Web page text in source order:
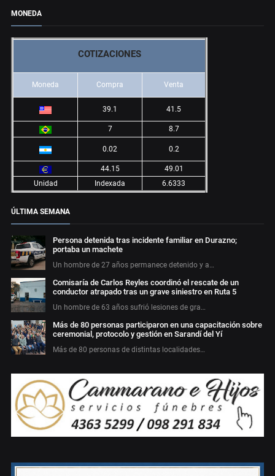
MONEDA
COTIZACIONES
Moneda Compra Venta
39.1 41.5
7 8.7
0.02 0.2
44.15
49.01
Unidad
Indexada 6.6333
ÚLTIMA SEMANA
Persona detenida tras incidente familiar en Durazno;
portaba un machete
Un hombre de 27 años permanece detenido y a…
Comisaría de Carlos Reyles coordinó el rescate de un
conductor atrapado tras un grave siniestro en Ruta 5
Un hombre de 63 años sufrió lesiones de gra…
Más de 80 personas participaron en una capacitación sobre
ceremonial, protocolo y gestión en Sarandí del Yí
Más de 80 personas de distintas localidades…